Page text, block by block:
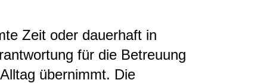
Zeit oder dauerhaft in
für die Be­treu­ung
übernimmt. Die